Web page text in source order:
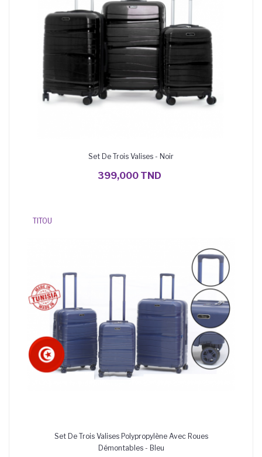
Set De Trois Valises - Noir
399,000 TND
TITOU
Set De Trois Valises Polypropylène Avec Roues
Démontables - Bleu